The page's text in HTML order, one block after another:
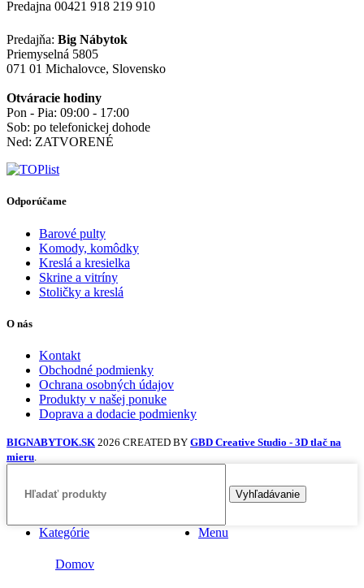
Predajna 00421 918 219 910
Predajňa: Big Nábytok
Priemyselná 5805
071 01 Michalovce, Slovensko
Otváracie hodiny
Pon - Pia: 09:00 - 17:00
Sob: po telefonickej dohode
Ned: ZATVORENÉ
Odporúčame
Barové pulty
Komody, komôdky
Kreslá a kresielka
Skrine a vitríny
Stoličky a kreslá
O nás
Kontakt
Obchodné podmienky
Ochrana osobných údajov
Produkty v našej ponuke
Doprava a dodacie podmienky
BIGNABYTOK.SK 2026 CREATED BY GBD Creative Studio - 3D tlač na
mieru
Vyhľadávanie
Menu
Kategórie
Domov